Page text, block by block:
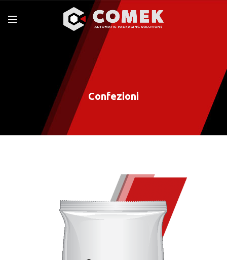
Confezioni